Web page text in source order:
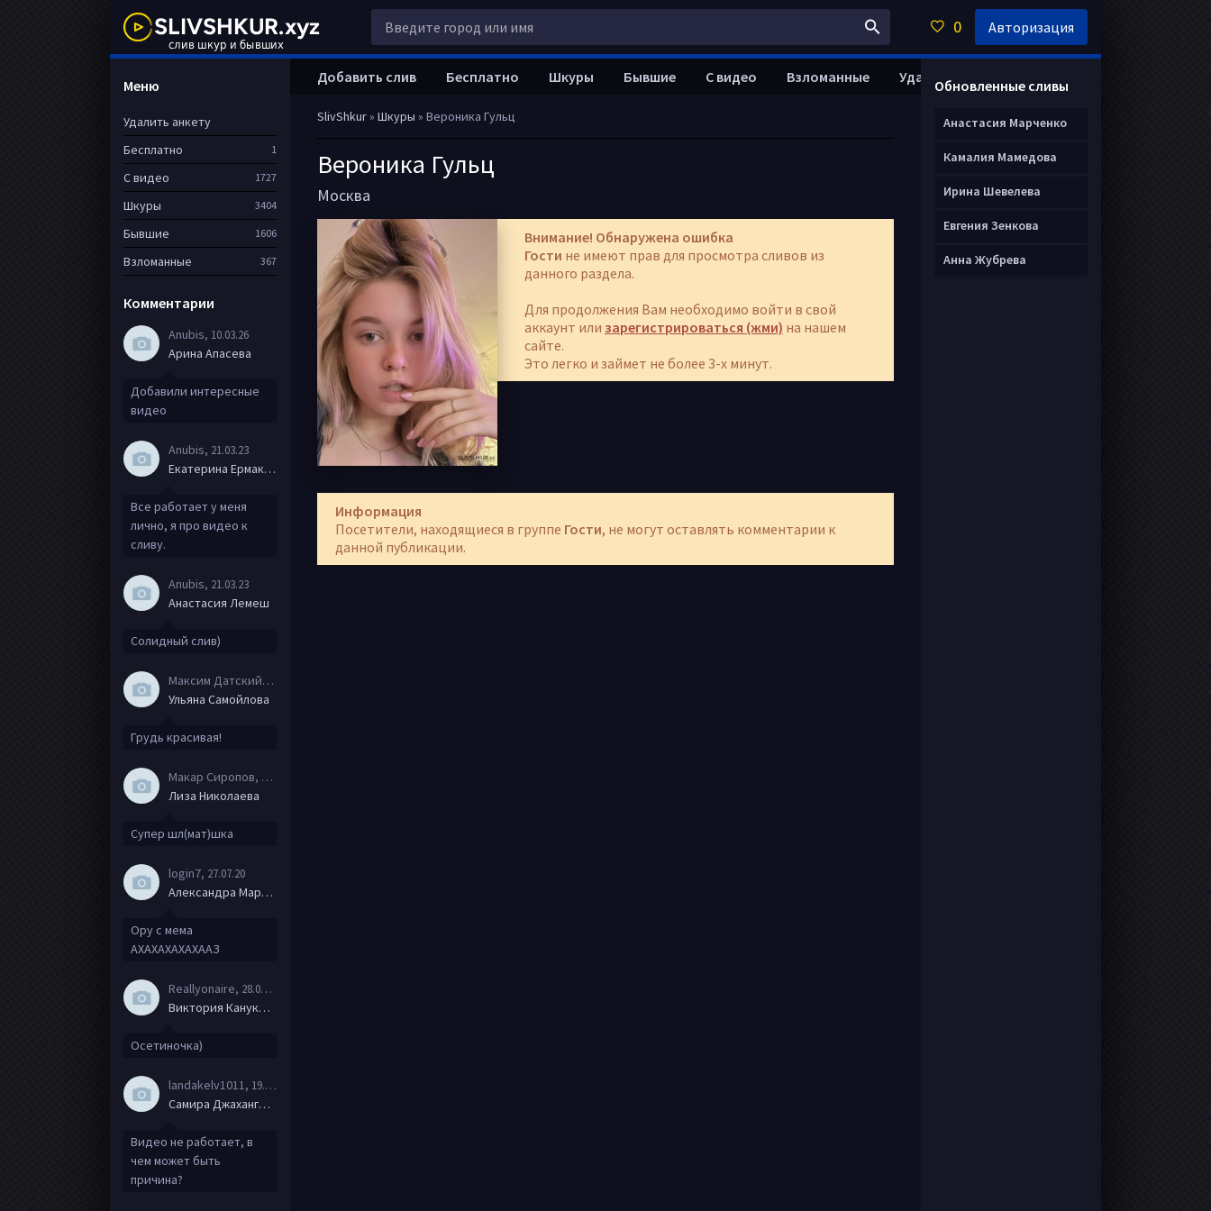
SlivShkur» Шкуры » Вероника Гульц
Вероника Гульц
Москва
Внимание! Обнаружена ошибка
Гости не имеют прав для просмотра сливов из
данного раздела.
Для продолжения Вам необходимо войти в свой
аккаунт или зарегистрироваться (жми) на нашем
сайте.
Это легко и займет не более 3-х минут.
Информация
Посетители, находящиеся в группе Гости, не могут оставлять комментарии к
данной публикации.
Добавить слив Бесплатно Шкуры Бывшие С видео Взломанные Удалить анкету
Меню
Удалить анкету
Бесплатно
1
С видео 1727
Шкуры 3404
Бывшие 1606
Взломанные 367
Комментарии
Anubis, 10.03.26
Арина Апасева
Добавили интересные
видео
Anubis, 21.03.23
Екатерина Ермакова
Все работает у меня
лично, я про видео к
сливу.
Anubis, 21.03.23
Анастасия Лемеш
Солидный слив)
Максим Датский
, 15.08.20
Ульяна Самойлова
Грудь красивая!
Макар Сиропов, 08.08.20
Лиза Николаева
Супер шл(мат)шка
login7, 27.07.20
Александра Маркова
Ору с мема
АХАХАХАХАХААЗ
Reallyonaire, 28.06.20
Виктория Канукова
Осетиночка)
landakelv1011 , 19.06.20
Самира Джахангирова
Видео не работает, в
чем может быть
причина?
Обновленные сливы
Анастасия Марченко
Камалия Мамедова
Ирина Шевелева
Евгения Зенкова
Анна Жубрева
0 Авторизация